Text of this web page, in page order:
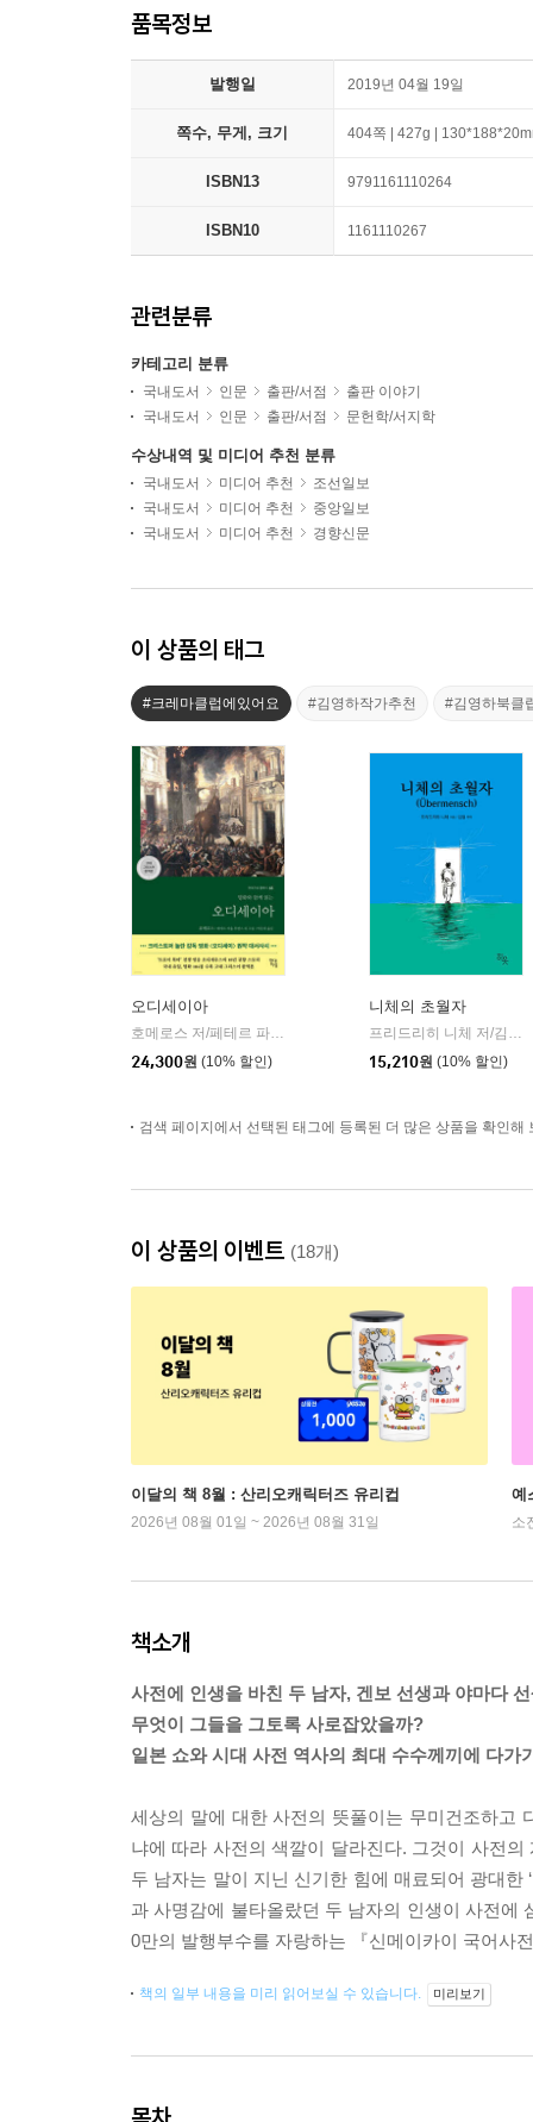
품목정보
발행일 2019년 04월 19일
쪽수, 무게, 크기 404쪽 | 427g |
ISBN13 9791161110264
ISBN10 1161110267
관련분류
카테고리 분류
국내도서 인문 출판/서점
출판 이야기
국내도서
인문 출판/서점 문헌학/서지학
수상내역 및 미디어 추천 분류
국내도서 미디어 추천
조선일보
국내도서
미디어 추천
중앙일보
국내도서
미디어 추천 경향신문
이 상품의 태그
#크레마클럽에있어요 #김영하작가추천 #김영하북클
오디세이아
호메로스 저/페테르 파울 루벤스 그림/박문재 역 |
현대지성
24,300원 (10% 할인)
니체의 초월자
프리드리히 니체 저/김철 편역
15,210원 (10% 할인)
검색 페이지에서 선택된 태그에 등록된 더 많은 상품을 확인해
이 상품의 이벤트 (18개)
이달의 책 8월 : 산리오캐릭터즈 유리컵
2026년 08월 01일 ~ 2026년 08월 31일
예
소
책소개
사전에 인생을 바친 두 남자, 겐보 선생과 야마다
무엇이 그들을 그토록 사로잡았을까?
일본 쇼와 시대 사전 역사의 최대 수수께끼에 다가
세상의 말에 대한 사전의 뜻풀이는 무미건조하고
냐에 따라 사전의 색깔이 달라진다. 그것이 사전
두 남자는 말이 지닌 신기한 힘에 매료되어 광대한
과 사명감에 불타올랐던 두 남자의 인생이 사전에
0만의 발행부수를 자랑하는 『신메이카이 국어사
책의 일부 내용을 미리 읽어보실 수 있습니다. 미리보기